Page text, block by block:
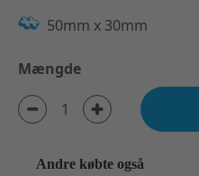
50mm x 30mm
Mængde
Andre købte også